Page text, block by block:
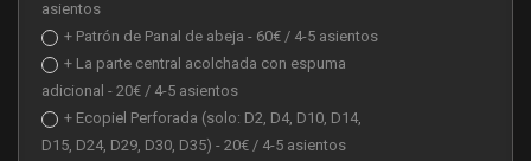
asientos
+ Patrón de Panal de abeja - 60€ / 4-5 asientos
+ La parte central acolchada con espuma
adicional - 20€ / 4-5 asientos
+ Ecopiel Perforada (solo: D2, D4, D10, D14,
D15, D24, D29, D30, D35) - 20€ / 4-5 asientos